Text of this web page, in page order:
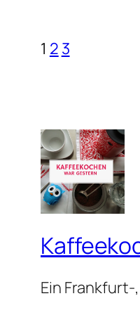
1 2 3
Ein